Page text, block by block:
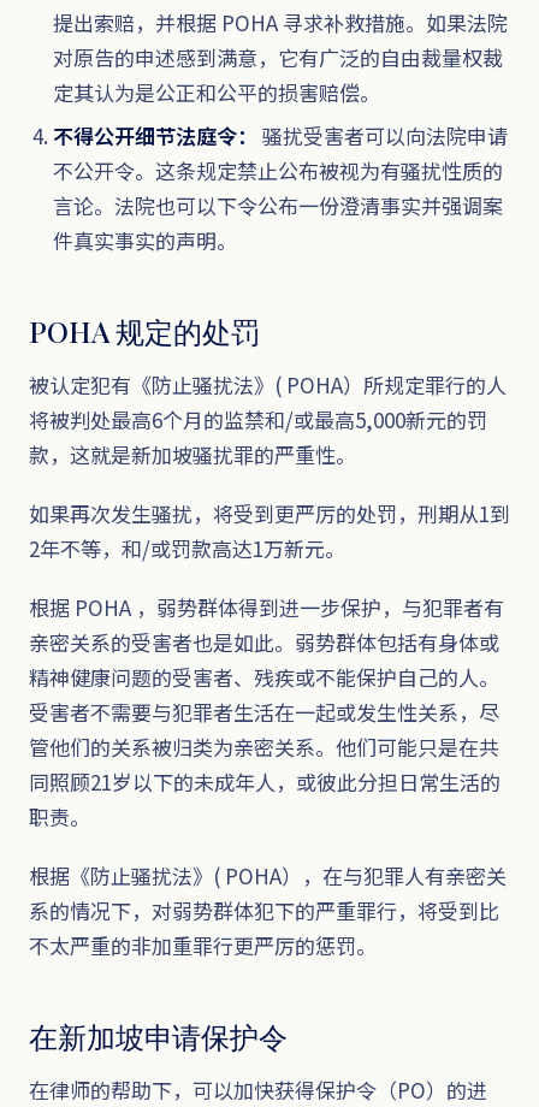
提出索赔，并根据 POHA 寻求补救措施。如果法院
对原告的申述感到满意，它有广泛的自由裁量权裁
定其认为是公正和公平的损害赔偿。
不得公开细节法庭令： 骚扰受害者可以向法院申请
不公开令。这条规定禁止公布被视为有骚扰性质的
言论。法院也可以下令公布一份澄清事实并强调案
件真实事实的声明。
POHA 规定的处罚
被认定犯有《防止骚扰法》( POHA）所规定罪行的人
将被判处最高6个月的监禁和/或最高5,000新元的罚
款，这就是新加坡骚扰罪的严重性。
如果再次发生骚扰，将受到更严厉的处罚，刑期从1到
2年不等，和/或罚款高达1万新元。
根据 POHA ，弱势群体得到进一步保护，与犯罪者有
亲密关系的受害者也是如此。弱势群体包括有身体或
精神健康问题的受害者、残疾或不能保护自己的人。
受害者不需要与犯罪者生活在一起或发生性关系，尽
管他们的关系被归类为亲密关系。他们可能只是在共
同照顾21岁以下的未成年人，或彼此分担日常生活的
职责。
根据《防止骚扰法》( POHA），在与犯罪人有亲密关
系的情况下，对弱势群体犯下的严重罪行，将受到比
不太严重的非加重罪行更严厉的惩罚。
在新加坡申请保护令
在律师的帮助下，可以加快获得保护令（PO）的进